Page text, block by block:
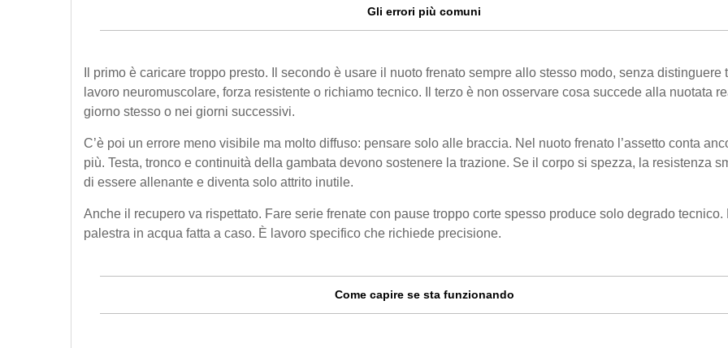
Gli errori più comuni
Il primo è caricare troppo presto. Il secondo è usare il nuoto frenato sempre allo stesso modo, senza distinguere
lavoro neuromuscolare, forza resistente o richiamo tecnico. Il terzo è non osservare cosa succede alla nuotata
giorno stesso o nei giorni successivi.
C’è poi un errore meno visibile ma molto diffuso: pensare solo alle braccia. Nel nuoto frenato l’assetto conta
più. Testa, tronco e continuità della gambata devono sostenere la trazione. Se il corpo si spezza, la resistenza
di essere allenante e diventa solo attrito inutile.
Anche il recupero va rispettato. Fare serie frenate con pause troppo corte spesso produce solo degrado tecnico.
palestra in acqua fatta a caso. È lavoro specifico che richiede precisione.
Come capire se sta funzionando